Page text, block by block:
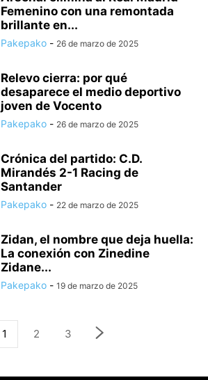
Femenino con una remontada
brillante en...
Pakepako - 26 de marzo de 2025
Relevo cierra: por qué
desaparece el medio deportivo
joven de Vocento
Pakepako - 26 de marzo de 2025
Crónica del partido: C.D.
Mirandés 2-1 Racing de
Santander
Pakepako - 22 de marzo de 2025
Zidan, el nombre que deja huella:
La conexión con Zinedine
Zidane...
Pakepako - 19 de marzo de 2025
1 2 3